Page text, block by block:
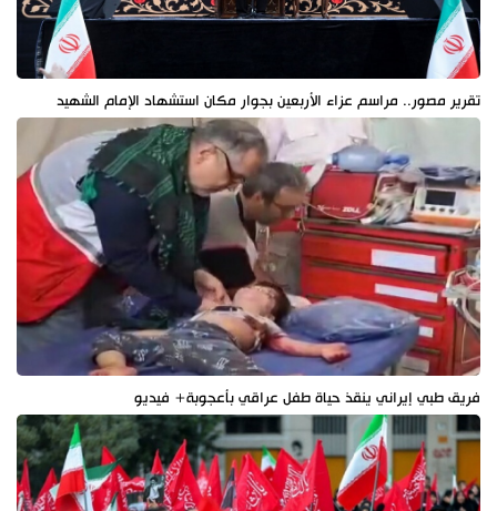
تقرير مصور.. مراسم عزاء الأربعين بجوار مكان استشهاد الإمام الشهيد
فريق طبي إيراني ينقذ حياة طفل عراقي بأعجوبة+ فيديو